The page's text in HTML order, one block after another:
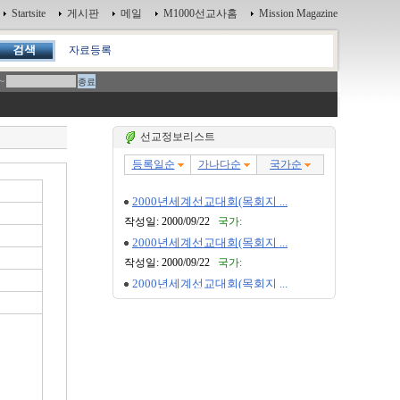
Startsite 게시판 메일 M1000선교사홈 Mission Magazine
자료등록
~
선교정보리스트